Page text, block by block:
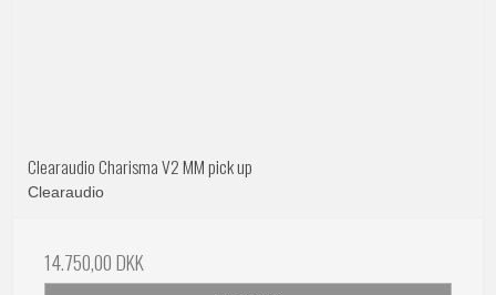
Clearaudio Charisma V2 MM pick up
Clearaudio
14.750,00 DKK